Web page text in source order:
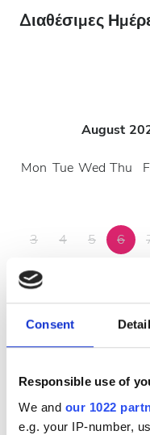
Consent
Responsible use of
We and our 1022
e.g. your IP-number,
Διαθέσιμες
August
Mon Tue Wed Thu
3
4 5 6
10
24
25 26 27
31
Τρόποι